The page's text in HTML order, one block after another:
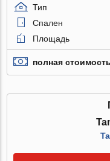
Тип
Спален
Площадь
полная стоимость